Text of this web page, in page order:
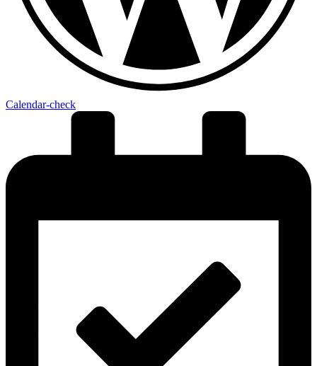
Calendar-check